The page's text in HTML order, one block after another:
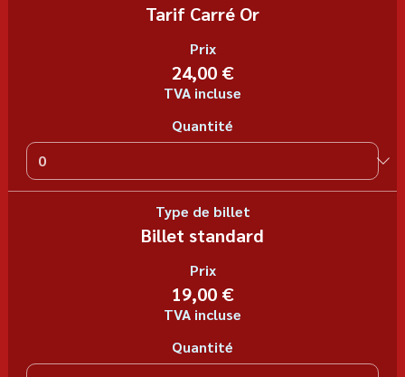
Tarif Carré Or
Prix
24,00 €
TVA incluse
Quantité
Type de billet
Billet standard
Prix
19,00 €
TVA incluse
Quantité